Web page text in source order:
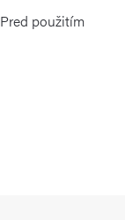
použitím